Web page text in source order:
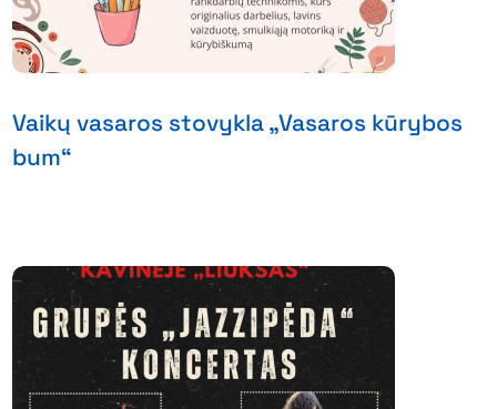
Vaikų vasaros stovykla „Vasaros kūrybos
bum“